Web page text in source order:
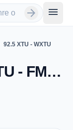
arrow_forward menu
92.5 XTU - WXTU
92.5 XTU - WXTU - FM 92.5 - Philadelphia, PA